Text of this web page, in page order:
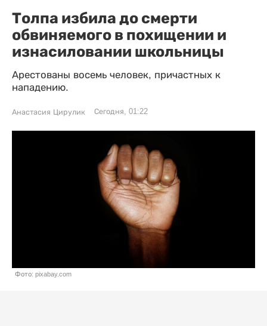
Толпа избила до смерти
обвиняемого в похищении и
изнасиловании школьницы
Арестованы восемь человек, причастных к
нападению.
Анастасия Цирулик Сегодня, 01:22
Фото: pixabay.com